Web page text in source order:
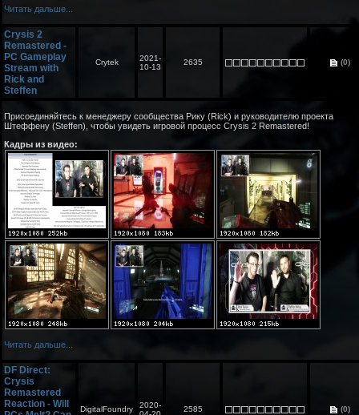
Читать дальше...
Crysis 2
Remastered -
PC Gameplay
Stream with
Rick and
Steffen
Crytek
2021-
10-13
2635 (0)
Присоединяйтесь к менеджеру сообщества Рику (Rick) и руководителю проекта
Штеффену (Steffen), чтобы увидеть игровой процесс Crysis 2 Remastered!
Кадры из видео:
Читать дальше...
DF Direct:
Crysis
Remastered
Reaction - Will
DigitalFoundry
2020-
2585 (0)